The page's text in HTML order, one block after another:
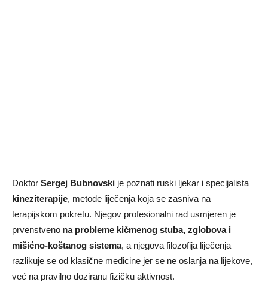
Doktor Sergej Bubnovski je poznati ruski ljekar i specijalista
kineziterapije, metode liječenja koja se zasniva na
terapijskom pokretu. Njegov profesionalni rad usmjeren je
prvenstveno na probleme kičmenog stuba, zglobova i
mišićno-koštanog sistema, a njegova filozofija liječenja
razlikuje se od klasične medicine jer se ne oslanja na lijekove,
već na pravilno doziranu fizičku aktivnost.